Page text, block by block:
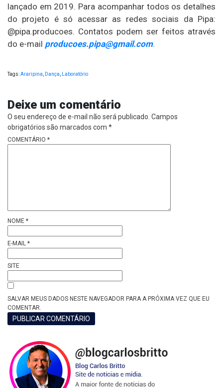
lançado em 2019. Para acompanhar todos os detalhes
do projeto é só acessar as redes sociais da Pipa:
@pipa.producoes. Contatos podem ser feitos através
do e-mail producoes.pipa@gmail.com.
Tags:Araripina Dança Laboratório
Deixe um comentário
O seu endereço de e-mail não será publicado. Campos
obrigatórios são marcados com *
COMENTÁRIO *
NOME *
E-MAIL *
SITE
SALVAR MEUS DADOS NESTE NAVEGADOR PARA A PRÓXIMA VEZ QUE EU
COMENTAR.